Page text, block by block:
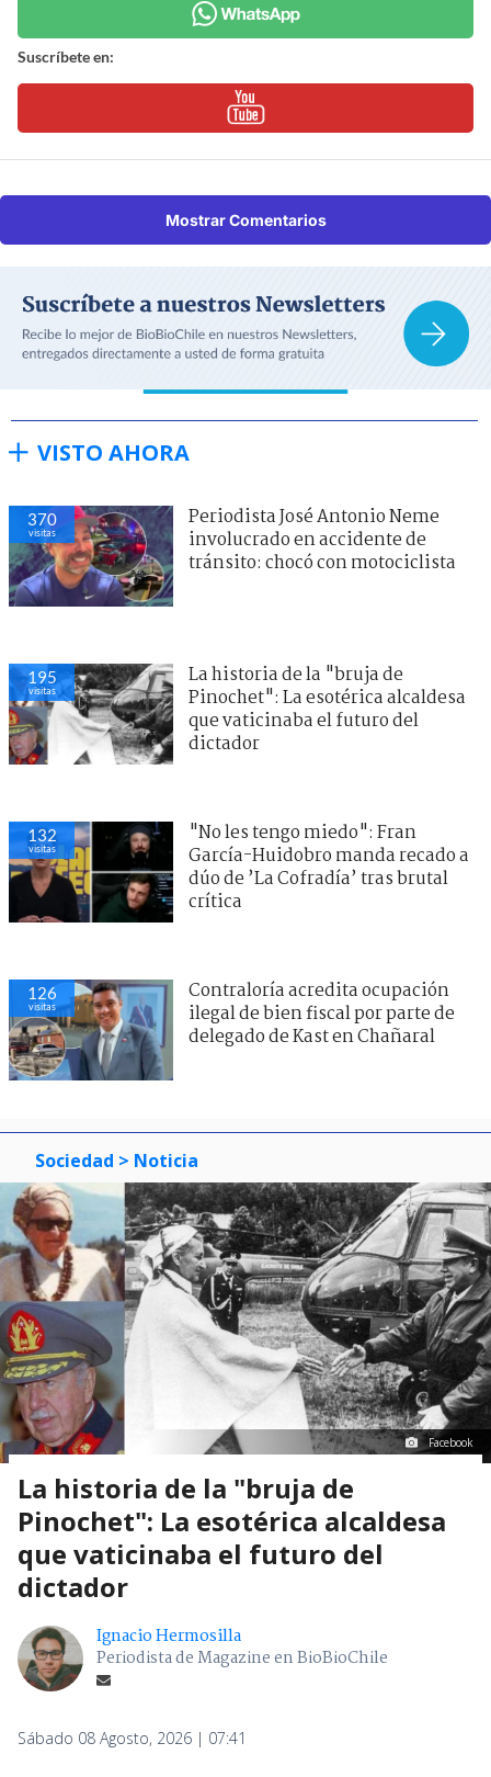
Suscríbete en:
Mostrar Comentarios
VISTO AHORA
370
visitas
Periodista José Antonio Neme
involucrado en accidente de
tránsito: chocó con motociclista
195
visitas
La historia de la "bruja de
Pinochet": La esotérica alcaldesa
que vaticinaba el futuro del
dictador
132
visitas
"No les tengo miedo": Fran
García-Huidobro manda recado a
dúo de ’La Cofradía’ tras brutal
crítica
126
visitas
Contraloría acredita ocupación
ilegal de bien fiscal por parte de
delegado de Kast en Chañaral
Sociedad > Noticia
Facebook
La historia de la "bruja de
Pinochet": La esotérica alcaldesa
que vaticinaba el futuro del
dictador
Ignacio Hermosilla
Periodista de Magazine en BioBioChile
Sábado 08 Agosto, 2026 | 07:41